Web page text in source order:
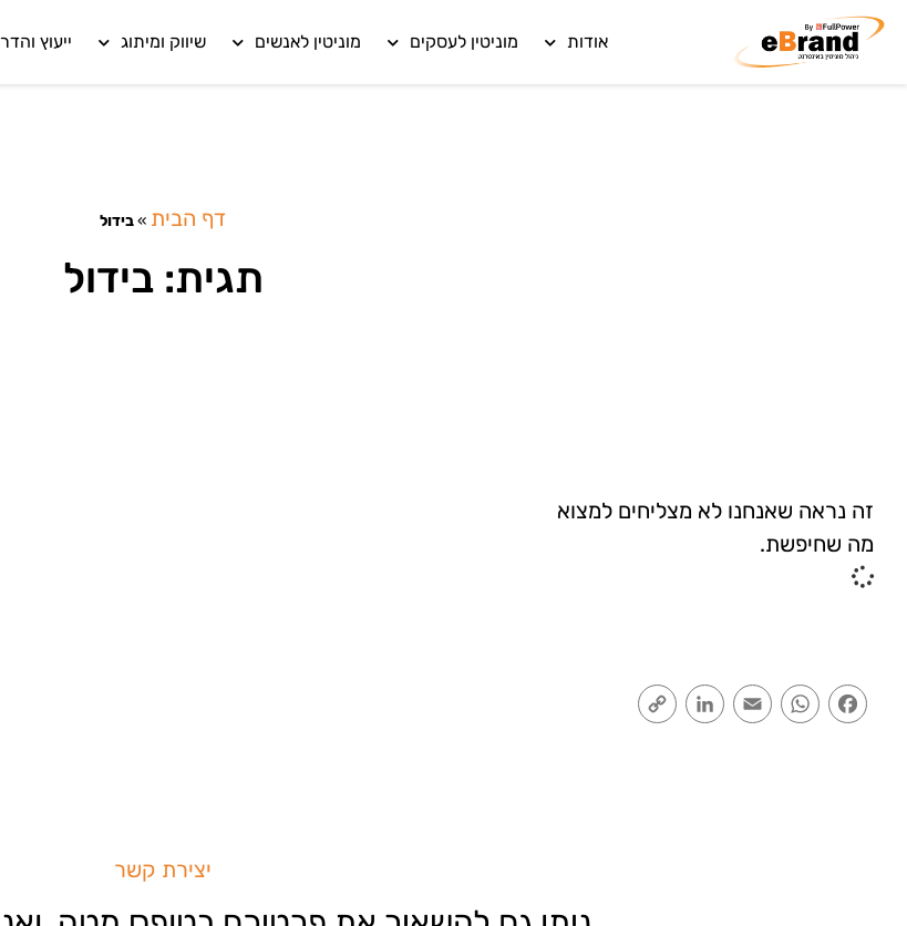
אודות מוניטין לעסקים מוניטין לאנשים שיווק ומיתוג ייעוץ
דף הבית »בידול
תגית: בידול
זה נראה שאנחנו לא מצליחים למצוא
מה שחיפשת.
Facebook
WhatsApp
Email
LinkedIn
יצירת קשר